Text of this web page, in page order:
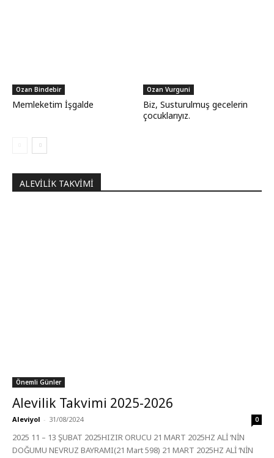
Ozan Bindebir
Memleketim İşgalde
Ozan Vurguni
Biz, Susturulmuş gecelerin
çocuklarıyız.
ALEVILIK TAKVIMI
Önemli Günler
Alevilik Takvimi 2025-2026
Aleviyol - 31/08/2024 0
2025 11 – 13 ŞUBAT 2025HIZIR ORUCU 21 MART 2025HZ ALİ ‘NİN
DOĞUMU NEVRUZ BAYRAMI(21 Mart 598) 21 MART 2025HZ ALİ ‘NİN